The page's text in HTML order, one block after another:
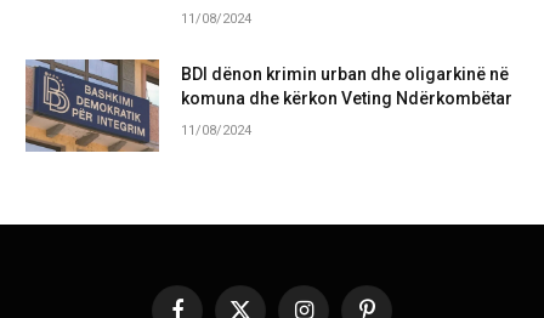
11/08/2024
BDI dënon krimin urban dhe oligarkinë në
komuna dhe kërkon Veting Ndërkombëtar
11/08/2024